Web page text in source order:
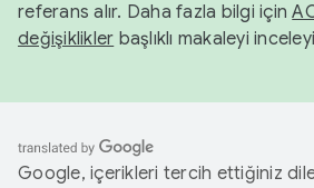
referans alır. Daha fazla bilgi için
değişiklikler başlıklı makaleyi
Google, içerikleri tercih ettiğiniz